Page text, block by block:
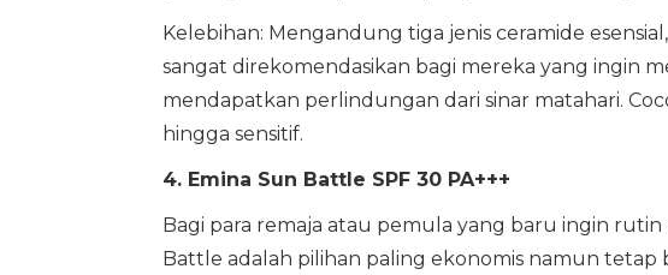
Kelebihan: Mengandung tiga jenis ceramide
sangat direkomendasikan bagi mereka yang ingin
mendapatkan perlindungan dari sinar matahari.
hingga sensitif.
4. Emina Sun Battle SPF 30 PA+++
Bagi para remaja atau pemula yang baru ingin
Battle adalah pilihan paling ekonomis namun tetap